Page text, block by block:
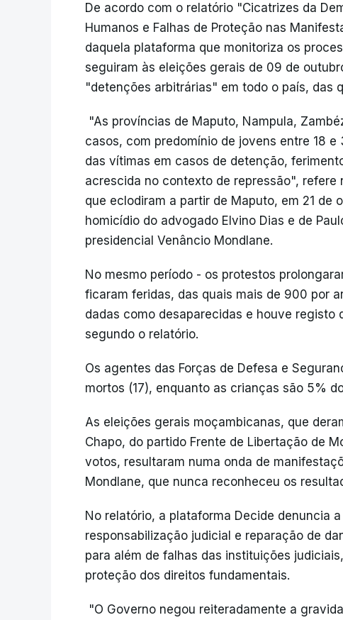
De acordo com o relatório "Cicatrizes da
Humanos e Falhas de Proteção nas
daquela plataforma que monitoriza os
seguiram às eleições gerais de 09 de
"detenções arbitrárias" em todo o país, das
"As províncias de Maputo, Nampula,
casos, com predomínio de jovens entre 18
das vítimas em casos de detenção,
acrescida no contexto de repressão",
que eclodiram a partir de Maputo, em 21 de
homicídio do advogado Elvino Dias e de
presidencial Venâncio Mondlane.
No mesmo período - os protestos
ficaram feridas, das quais mais de 900 por
dadas como desaparecidas e houve
segundo o relatório.
Os agentes das Forças de Defesa e
mortos (17), enquanto as crianças são 5%
As eleições gerais moçambicanas, que
Chapo, do partido Frente de Libertação de
votos, resultaram numa onda de
Mondlane, que nunca reconheceu os
No relatório, a plataforma Decide denuncia
responsabilização judicial e reparação de
para além de falhas das instituições
proteção dos direitos fundamentais.
"O Governo negou reiteradamente a